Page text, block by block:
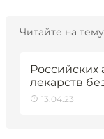
Читайте на
Российских
лекарств
13.04.23